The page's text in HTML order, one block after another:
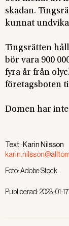
skadan.
kunnat
Tingsrätten
bör vara 900
fyra år från
företagsboten
Domen har
Text : Karin Nilsson
Foto:Adobe Stock.
Publicerad:2023-01-17